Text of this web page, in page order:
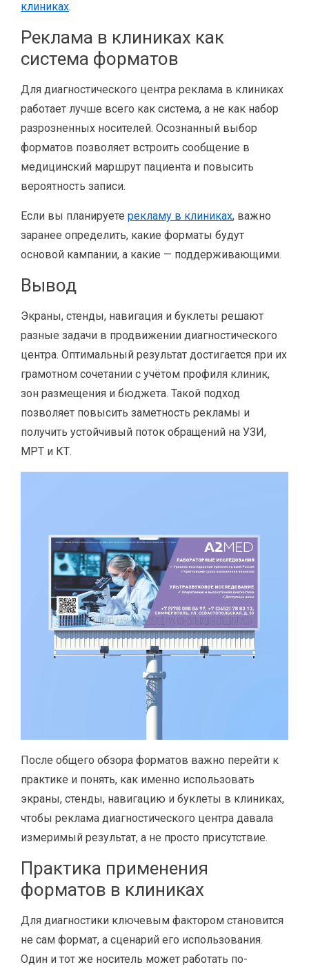
клиниках.
Реклама в клиниках как
система форматов
Для диагностического центра реклама в клиниках
работает лучше всего как система, а не как набор
разрозненных носителей. Осознанный выбор
форматов позволяет встроить сообщение в
медицинский маршрут пациента и повысить
вероятность записи.
Если вы планируете рекламу в клиниках, важно
заранее определить, какие форматы будут
основой кампании, а какие — поддерживающими.
Вывод
Экраны, стенды, навигация и буклеты решают
разные задачи в продвижении диагностического
центра. Оптимальный результат достигается при их
грамотном сочетании с учётом профиля клиник,
зон размещения и бюджета. Такой подход
позволяет повысить заметность рекламы и
получить устойчивый поток обращений на УЗИ,
МРТ и КТ.
После общего обзора форматов важно перейти к
практике и понять, как именно использовать
экраны, стенды, навигацию и буклеты в клиниках,
чтобы реклама диагностического центра давала
измеримый результат, а не просто присутствие.
Практика применения
форматов в клиниках
Для диагностики ключевым фактором становится
не сам формат, а сценарий его использования.
Один и тот же носитель может работать по-